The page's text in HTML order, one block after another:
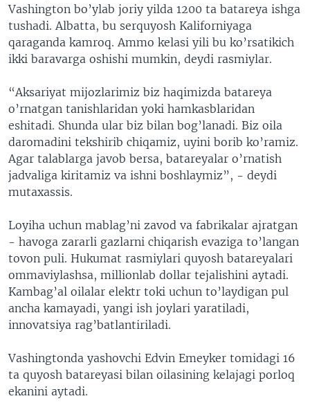
Vashington bo’ylab joriy yilda 1200 ta batareya ishga
tushadi. Albatta, bu serquyosh Kaliforniyaga
qaraganda kamroq. Ammo kelasi yili bu ko’rsatikich
ikki baravarga oshishi mumkin, deydi rasmiylar.
“Aksariyat mijozlarimiz biz haqimizda batareya
o’rnatgan tanishlaridan yoki hamkasblaridan
eshitadi. Shunda ular biz bilan bog’lanadi. Biz oila
daromadini tekshirib chiqamiz, uyini borib ko’ramiz.
Agar talablarga javob bersa, batareyalar o’rnatish
jadvaliga kiritamiz va ishni boshlaymiz”, - deydi
mutaxassis.
Loyiha uchun mablag’ni zavod va fabrikalar ajratgan
- havoga zararli gazlarni chiqarish evaziga to’langan
tovon puli. Hukumat rasmiylari quyosh batareyalari
ommaviylashsa, millionlab dollar tejalishini aytadi.
Kambag’al oilalar elektr toki uchun to’laydigan pul
ancha kamayadi, yangi ish joylari yaratiladi,
innovatsiya rag’batlantiriladi.
Vashingtonda yashovchi Edvin Emeyker tomidagi 16
ta quyosh batareyasi bilan oilasining kelajagi porloq
ekanini aytadi.